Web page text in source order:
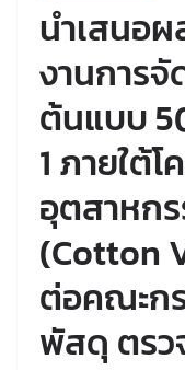
นำเสนอผ
งานการ
ต้นแบบ
1 ภายใต้
อุตสาหก
(Cotton
ต่อคณะก
พัสดุ ตรว